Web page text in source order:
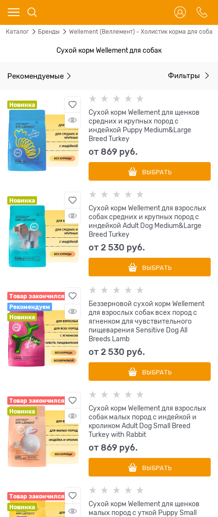
Каталог Бренды Wellement (Веллемент) - Холистик корма для собак
Сухой корм Wellement для собак
Рекомендуемые Фильтры
Новинка
Сухой корм Wellement для щенков
средних и крупных пород с
индейкой Puppy Medium&Large
Breed Turkey
от 869 руб.
ВЫБРАТЬ
Новинка
Сухой корм Wellement для взрослых
собак средних и крупных пород с
индейкой Adult Dog Medium&Large
Breed Turkey
от2 530 руб.
ВЫБРАТЬ
Товар закончился
Рекомендуем
Новинка
Беззерновой сухой корм Wellement
для взрослых собак всех пород с
ягненком для чувствительного
пищеварения Sensitive Dog All
Breeds Lamb
от2 530 руб.
ВЫБРАТЬ
Товар закончился
Новинка
Сухой корм Wellement для взрослых
собак малых пород с индейкой и
кроликом Adult Dog Small Breed
Turkey with Rabbit
от 869 руб.
ВЫБРАТЬ
Товар закончился
Новинка
Сухой корм Wellement для щенков
малых пород с уткой Puppy Small